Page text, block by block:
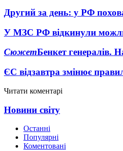
Другий за день: у РФ
У МЗС РФ відкинули
СюжетБенкет генералів.
ЄС відзавтра змінює
Читати коментарі
Новини світу
Останні
Популярні
Коментовані